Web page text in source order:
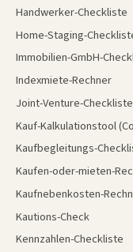
Handwerker-Checkliste
Home-Staging-
Immobilien-GmbH-
Indexmiete-Rechner
Joint-Venture-Checkliste
Kauf-Kalkulationstool
Kaufbegleitungs-
Kaufen-oder-mieten-
Kaufnebenkosten-
Kautions-Check
Kennzahlen-Checkliste